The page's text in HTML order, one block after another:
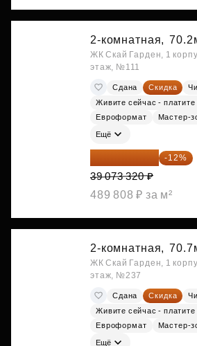
2-комнатная,
ЖК Скай Гарден, 1
этаж, №111
Сдана Скидка
Живите сейчас - платите
Евроформат
Мастер-
Ещё
34 384 522 ₽ -12%
39 073 320 ₽
489 808 ₽ за м²
2-комнатная,
ЖК Скай Гарден, 1
этаж, №237
Сдана Скидка
Живите сейчас - платите
Евроформат
Мастер-
Ещё